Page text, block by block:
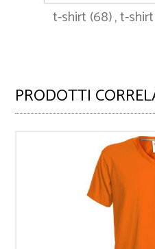
t-shirt (68),t-
PRODOTTI